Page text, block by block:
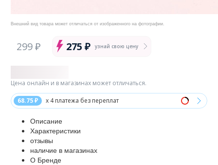
Внешний вид товара может отличаться от изображенного на фотографии.
299 ₽ 275 ₽ узнай свою цену
68.75 ₽ x 4 платежа без переплат
Цена онлайн и в магазинах может отличаться.
Описание
Характеристики
отзывы
наличие в магазинах
О Бренде